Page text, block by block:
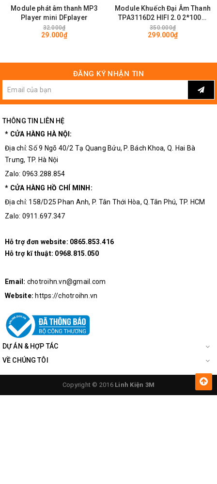
Đặc Điểm CủaPRO F-2528
cao và trong nhiều giờ liền
Được trang bị các loại linh kiện cao cấp cho ra âm
Các linh kiện được bắt rất chắc chắn
Các con trở đều được trang bị tấm tản nhiệt giúp đảm
bảo an toàn và độ bền của sản phẩm
Tùy vào cách lắp đặt sẽ cho ra các âm thanh khác
Thích hợp sử dụng cho các loại loa công suất cao sử
Mặt SauBo Phân Tần Công Suất Cao PRO F-2528 3 Loa
Module phát âm thanh MP3
Player mini DFplayer
32.000₫
29.000₫
Module Khuếch Đại Âm Thanh
TPA3116D2 HIFI 2.0 2*100W
12-24VDC 4-8 ohms
350.000₫
299.000₫
ĐĂNG KÝ NHẬN TIN
THÔNG TIN LIÊN HỆ
* CỬA HÀNG HÀ NỘI:
Địa chỉ: Số 9 Ngõ 40/2 Tạ Quang Bửu, P. Bách Khoa, Q. Hai Bà
Trưng, TP. Hà Nội
Zalo: 0963.288.854
* CỬA HÀNG HỒ CHÍ MINH:
Địa chỉ: 158/D25 Phan Anh, P. Tân Thới Hòa, Q.Tân Phú, TP. HCM
Zalo: 0911.697.347
Hỗ trợ đơn website: 0865.853.416
Hỗ trợ kĩ thuật: 0968.815.050
Email: chotroihn.vn@gmail.com
Website: https://chotroihn.vn
DỰ ÁN & HỢP TÁC
VỀ CHÚNG TÔI
Copyright © 2016 Linh Kiện 3M